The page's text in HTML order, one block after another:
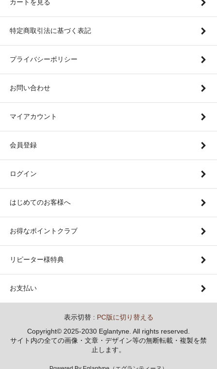
カートを見る
特定商取引法に基づく表記
プライバシーポリシー
お問い合わせ
マイアカウント
会員登録
ログイン
はじめてのお客様へ
お得なポイントクラブ
リピーター様特典
お支払い
表示切替 : PC版に切り替える
Copyright© 2025-2030 Eglantyne. All rights reserved.
サイト内の全ての画像・文章・デザイン等の無断転載・複製を禁
止します。